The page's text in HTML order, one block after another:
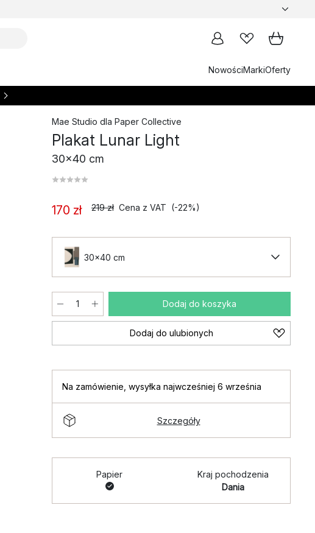
NowościMarkiOferty
Mae Studio dla Paper Collective
Plakat Lunar Light
30x40 cm
170 zł 219 zł Cena z VAT (-22%)
30x40 cm
Dodaj do koszyka
Dodaj do ulubionych
Na zamówienie wysyłka najwcześniej 6 września
Szczegóły
Papier
Kraj pochodzenia
Dania